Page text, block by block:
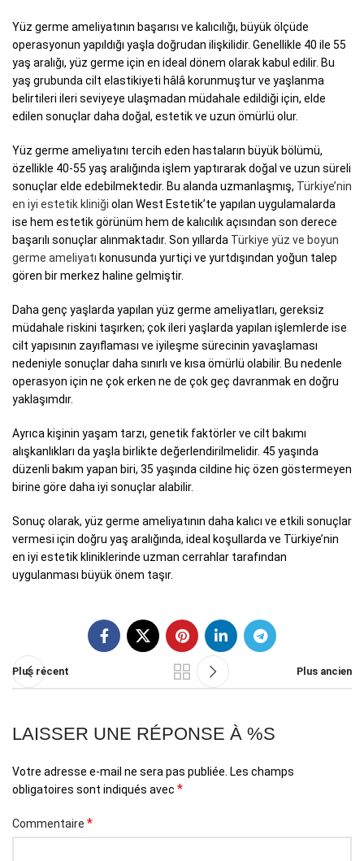
Yüz germe ameliyatının başarısı ve kalıcılığı, büyük ölçüde
operasyonun yapıldığı yaşla doğrudan ilişkilidir. Genellikle 40 ile 55
yaş aralığı, yüz germe için en ideal dönem olarak kabul edilir. Bu
yaş grubunda cilt elastikiyeti hâlâ korunmuştur ve yaşlanma
belirtileri ileri seviyeye ulaşmadan müdahale edildiği için, elde
edilen sonuçlar daha doğal, estetik ve uzun ömürlü olur.
Yüz germe ameliyatını tercih eden hastaların büyük bölümü,
özellikle 40-55 yaş aralığında işlem yaptırarak doğal ve uzun süreli
sonuçlar elde edebilmektedir. Bu alanda uzmanlaşmış, Türkiye’nin
en iyi estetik kliniği olan West Estetik’te yapılan uygulamalarda
ise hem estetik görünüm hem de kalıcılık açısından son derece
başarılı sonuçlar alınmaktadır. Son yıllarda Türkiye yüz ve boyun
germe ameliyatı konusunda yurtiçi ve yurtdışından yoğun talep
gören bir merkez haline gelmiştir.
Daha genç yaşlarda yapılan yüz germe ameliyatları, gereksiz
müdahale riskini taşırken; çok ileri yaşlarda yapılan işlemlerde ise
cilt yapısının zayıflaması ve iyileşme sürecinin yavaşlaması
nedeniyle sonuçlar daha sınırlı ve kısa ömürlü olabilir. Bu nedenle
operasyon için ne çok erken ne de çok geç davranmak en doğru
yaklaşımdır.
Ayrıca kişinin yaşam tarzı, genetik faktörler ve cilt bakımı
alışkanlıkları da yaşla birlikte değerlendirilmelidir. 45 yaşında
düzenli bakım yapan biri, 35 yaşında cildine hiç özen göstermeyen
birine göre daha iyi sonuçlar alabilir.
Sonuç olarak, yüz germe ameliyatının daha kalıcı ve etkili sonuçlar
vermesi için doğru yaş aralığında, ideal koşullarda ve Türkiye’nin
en iyi estetik kliniklerinde uzman cerrahlar tarafından
uygulanması büyük önem taşır.
Plus récent Plus ancien
LAISSER UNE RÉPONSE À %S
Votre adresse e-mail ne sera pas publiée. Les champs
obligatoires sont indiqués avec *
Commentaire *